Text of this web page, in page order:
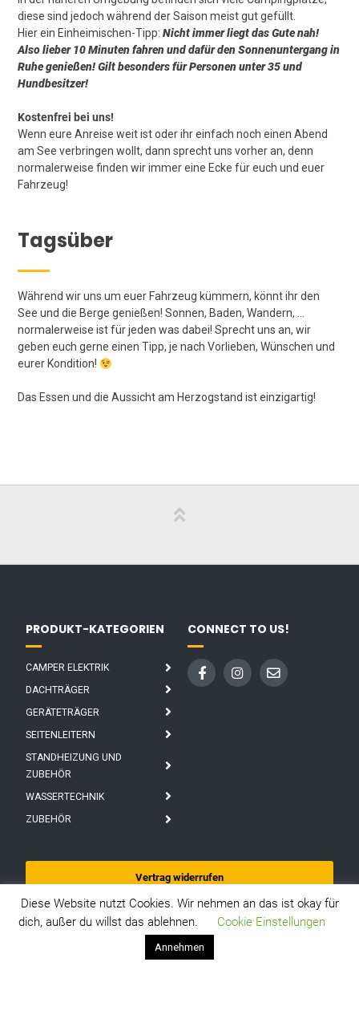
diese sind jedoch während der Saison meist gut gefüllt.
Hier ein Einheimischen-Tipp: Nicht immer liegt das Gute nah!
Also lieber 10 Minuten fahren und dafür den Sonnenuntergang in
Ruhe genießen! Gilt besonders für Personen unter 35 und
Hundbesitzer!
Kostenfrei bei uns!
Wenn eure Anreise weit ist oder ihr einfach noch einen Abend
am See verbringen wollt, dann sprecht uns vorher an, denn
normalerweise finden wir immer eine Ecke für euch und euer
Fahrzeug!
Tagsüber
Während wir uns um euer Fahrzeug kümmern, könnt ihr den
See und die Berge genießen! Sonnen, Baden, Wandern, …
normalerweise ist für jeden was dabei! Sprecht uns an, wir
geben euch gerne einen Tipp, je nach Vorlieben, Wünschen und
eurer Kondition!
Das Essen und die Aussicht am Herzogstand ist einzigartig!
PRODUKT-KATEGORIEN
CAMPER ELEKTRIK
DACHTRÄGER
GERÄTETRÄGER
SEITENLEITERN
STANDHEIZUNG UND
ZUBEHÖR
WASSERTECHNIK
ZUBEHÖR
CONNECT TO US!
Vertrag widerrufen
Diese Website nutzt Cookies. Wir nehmen an das ist okay für
dich, außer du willst das ablehnen.
Cookie Einstellungen
Annehmen